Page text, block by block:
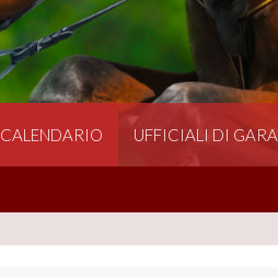
CALENDARIO UFFICIALI DI GARA